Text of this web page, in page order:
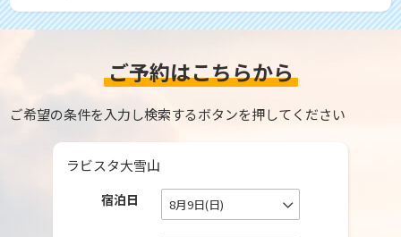
ご予約はこちらから
ご希望の条件を入力し検索するボタンを押してください
ラビスタ大雪山
宿泊日 8月9日(日)